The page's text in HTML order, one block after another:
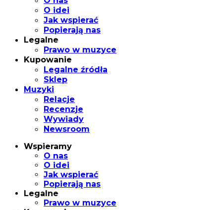
O idei
Jak wspierać
Popierają nas
Legalne
Prawo w muzyce
Kupowanie
Legalne źródła
Sklep
Muzyki
Relacje
Recenzje
Wywiady
Newsroom
Wspieramy
O nas
O idei
Jak wspierać
Popierają nas
Legalne
Prawo w muzyce